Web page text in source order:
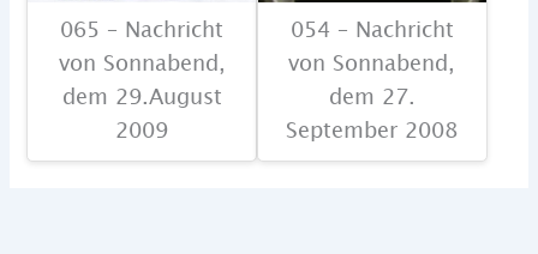
065 – Nachricht
von Sonnabend,
dem 29.August
2009
054 – Nachricht
von Sonnabend,
dem 27.
September 2008